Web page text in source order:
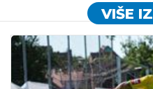
VIŠE